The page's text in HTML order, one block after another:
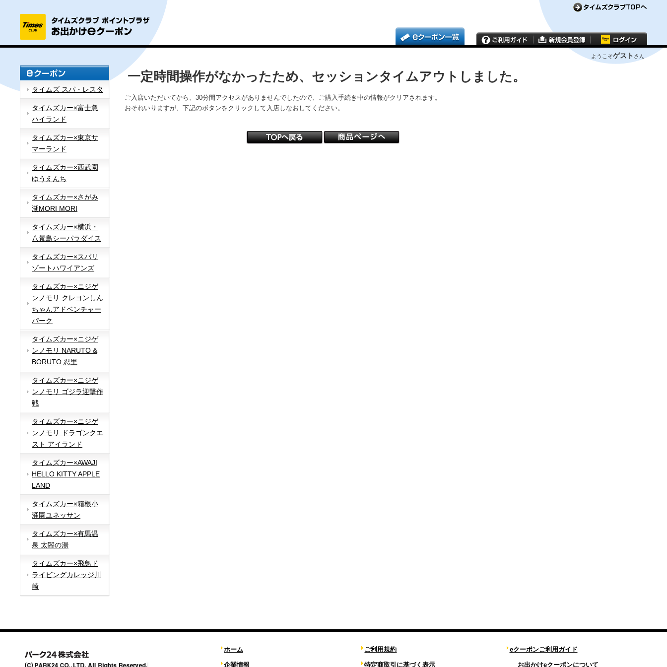
ようこそゲスト さん
タイムズ スパ・レスタ
タイムズカー×富士急
ハイランド
タイムズカー×東京サ
マーランド
タイムズカー×西武園
ゆうえんち
タイムズカー×さがみ
湖MORI MORI
タイムズカー×横浜・
八景島シーパラダイス
タイムズカー×スパリ
ゾートハワイアンズ
タイムズカー×ニジゲ
ンノモリ クレヨンしん
ちゃんアドベンチャー
パーク
タイムズカー×ニジゲ
ンノモリ NARUTO &
BORUTO 忍里
タイムズカー×ニジゲ
ンノモリ ゴジラ迎撃作
戦
タイムズカー×ニジゲ
ンノモリ ドラゴンクエ
スト アイランド
タイムズカー×AWAJI
HELLO KITTY APPLE
LAND
タイムズカー×箱根小
涌園ユネッサン
タイムズカー×有馬温
泉 太閤の湯
タイムズカー×飛鳥ド
ライビングカレッジ川
崎
一定時間操作がなかったため、セッションタイムアウトしました。
ご入店いただいてから、30分間アクセスがありませんでしたので、ご購入手続き中の情報がクリアされます。
おそれいりますが、下記のボタンをクリックして入店しなおしてください。
ホーム
企業情報
ご利用規約
特定商取引に基づく表示
eクーポンご利用ガイド
お出かけeクーポンについて